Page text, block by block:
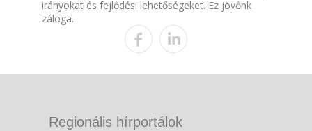
irányokat és fejlődési lehetőségeket. Ez jövőnk
záloga.
Regionális hírportálok